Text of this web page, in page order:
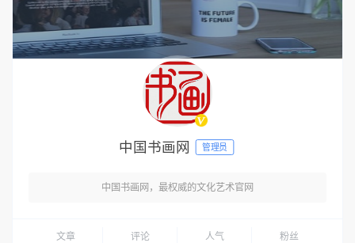
中国书画网 管理员
中国书画网，最权威的文化艺术官网
文章 评论 人气 粉丝